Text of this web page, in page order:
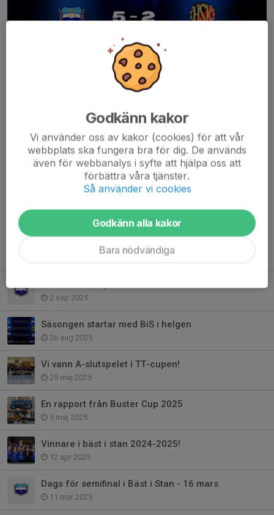
Helgen resultat från Bäst i Stan
I helgen var det dags för den andra rundan av Bäst i Stan, och vi
fortsatte vårt starka spel från tidigare helg. Med tre starka
matcher mot tuffa motståndare säkrade vi en välförtjänt plats i
Läs mer
2 sep 2025
Säsongen startar med BiS i helgen
26 aug 2025
Vi vann A-slutspelet i TT-cupen!
25 maj 2025
En rapport från Buster Cup 2025
5 maj 2025
Vinnare i bäst i stan 2024-2025!
12 apr 2025
Dags för semifinal i Bäst i Stan - 16 mars
11 mar 2025
Godkänn kakor
Vi använder oss av kakor (cookies) för att vår
webbplats ska fungera bra för dig. De används
även för webbanalys i syfte att hjälpa oss att
förbättra våra tjänster.
Så använder vi cookies
Godkänn alla kakor
Bara nödvändiga